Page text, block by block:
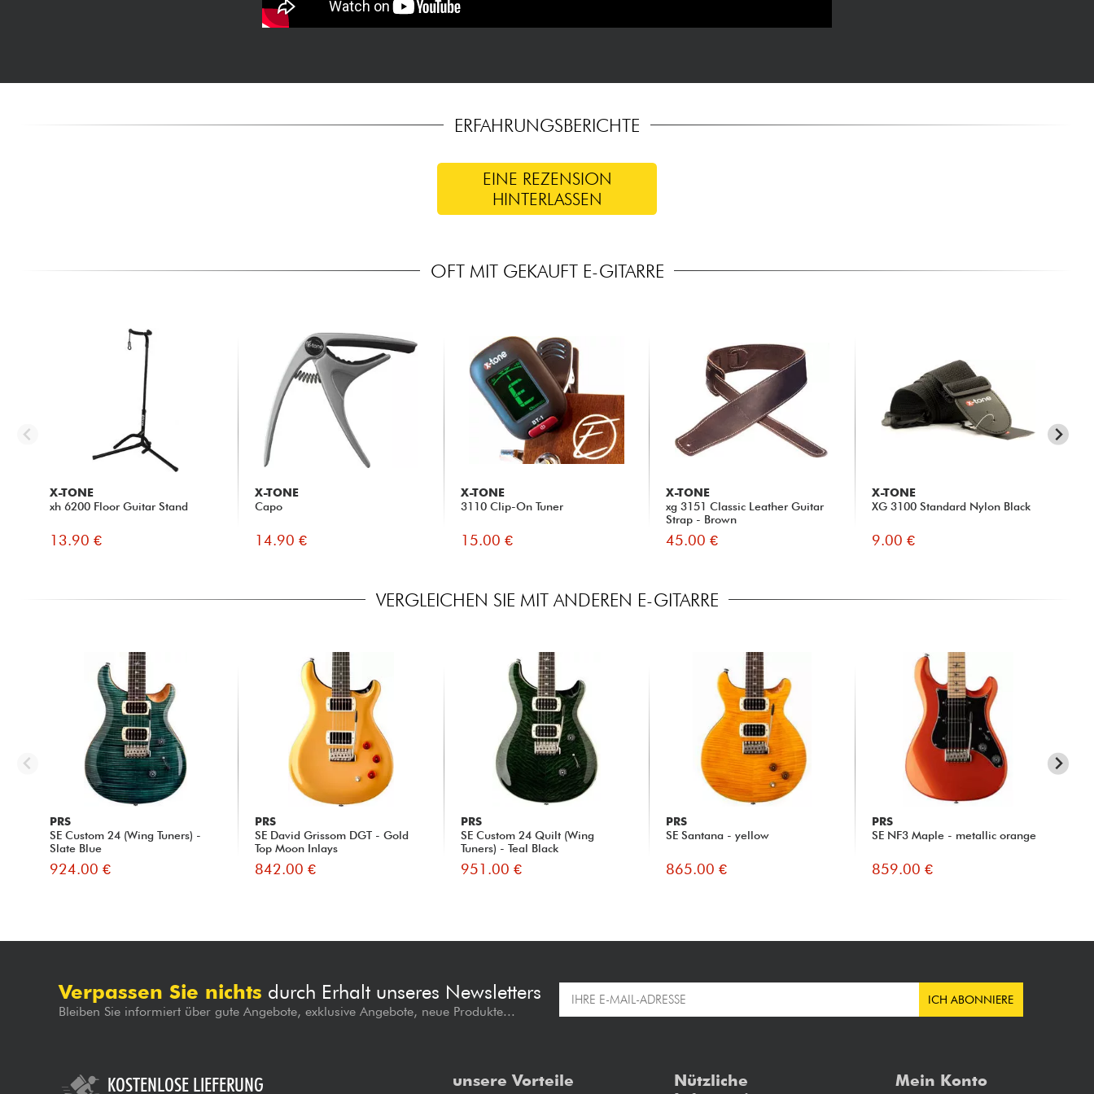
ERFAHRUNGSBERICHTE
EINE REZENSION
HINTERLASSEN
OFT MIT GEKAUFT E-GITARRE
X-TONE
xh 6200 Floor Guitar Stand
13.90 €
X-TONE
Capo
14.90 €
X-TONE
3110 Clip-On Tuner
15.00 €
X-TONE
xg 3151 Classic Leather Guitar
Strap - Brown
45.00 €
X-TONE
XG 3100 Standard Nylon Black
9.00 €
VERGLEICHEN SIE MIT ANDEREN E-GITARRE
PRS
SE Custom 24 (Wing Tuners) -
Slate Blue
924.00 €
PRS
SE David Grissom DGT - Gold
Top Moon Inlays
842.00 €
PRS
SE Custom 24 Quilt (Wing
Tuners) - Teal Black
951.00 €
PRS
SE Santana - yellow
865.00 €
PRS
SE NF3 Maple - metallic orange
859.00 €
Verpassen Sie nichts durch Erhalt unseres Newsletters
Bleiben Sie informiert über gute Angebote, exklusive Angebote, neue Produkte...
ICH ABONNIERE
KOSTENLOSE LIEFERUNG unsere Vorteile
Nützliche
Mein Konto